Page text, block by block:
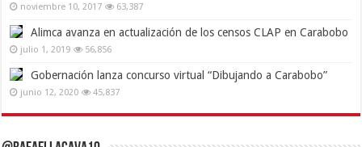
noviembre 10, 2017 63,387
Alimca avanza en actualización de los censos CLAP en Carabobo
julio 1, 2019 56,856
Gobernación lanza concurso virtual “Dibujando a Carabobo”
junio 12, 2020 45,837